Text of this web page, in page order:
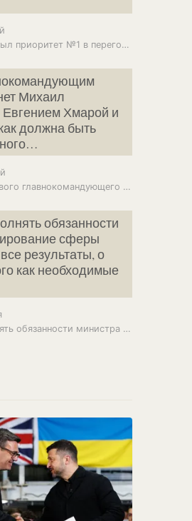
Зеленский прибыл в США и раскрыл приоритет №1 в переговорах с Трампом
Михаил
Хмарой и
должна быть
Владимир Зеленский назначил нового главнокомандующего Вооруженных сил…
обязанности
сферы
результаты, о
как необходимые
Зеленский поручил Хмаре исполнять обязанности министра обороны